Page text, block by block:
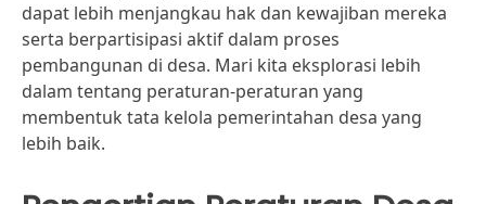
dapat lebih menjangkau hak dan kewajiban mereka
serta berpartisipasi aktif dalam proses
pembangunan di desa. Mari kita eksplorasi lebih
dalam tentang peraturan-peraturan yang
membentuk tata kelola pemerintahan desa yang
lebih baik.